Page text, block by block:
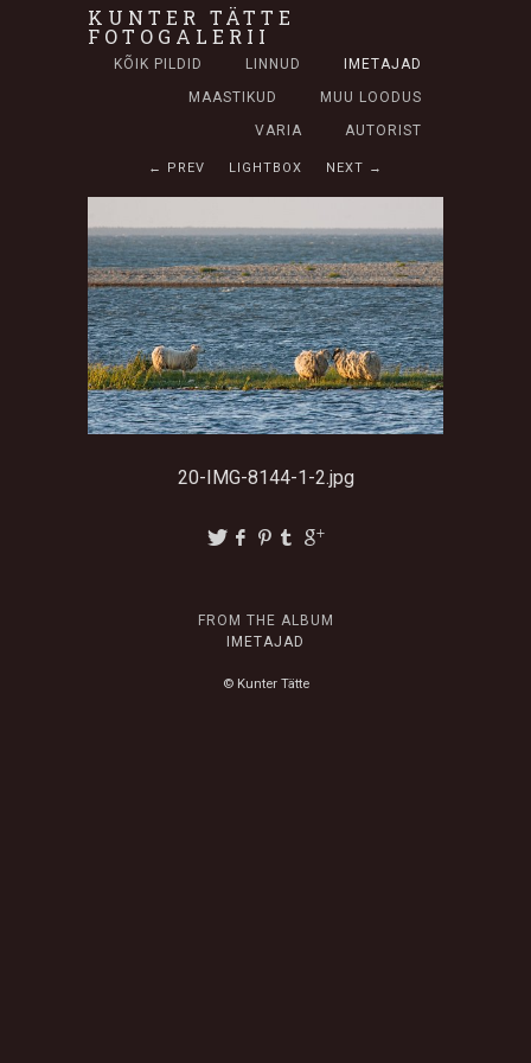
KUNTER TÄTTE
FOTOGALERII
KÕIK PILDID LINNUD
IMETAJAD
MAASTIKUD
MUU LOODUS
VARIA
AUTORIST
← PREV LIGHTBOX NEXT →
20-IMG-8144-1-2.jpg
FROM THE ALBUM
IMETAJAD
© Kunter Tätte